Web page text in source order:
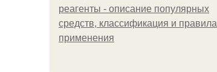
реагенты - описание популярных
средств, классификация и правила
применения